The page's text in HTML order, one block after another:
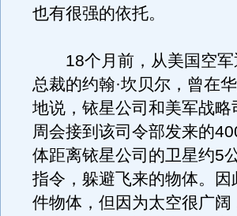
也有很强的依托。
18个月前，从美国空军
总裁的约翰·坎贝尔，曾在
地说，铱星公司和美军战略
周会接到该司令部发来的
体距离铱星公司的卫星约5
指令，躲避飞来的物体。
件物体，但因为太空很广